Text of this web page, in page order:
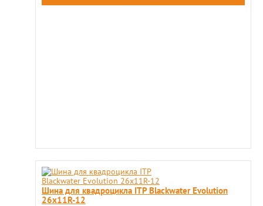
Шина для квадроцикла ITP Blackwater Evolution
26x11R-12